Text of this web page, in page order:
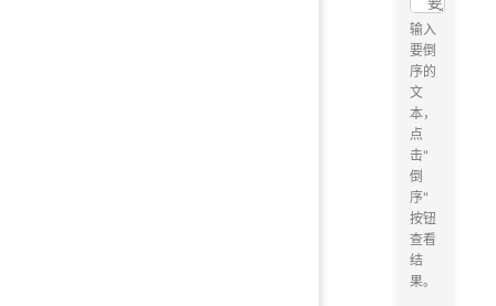
输入
要倒
序的
文
本，
点
击"
倒
序"
按钮
查看
结
果。